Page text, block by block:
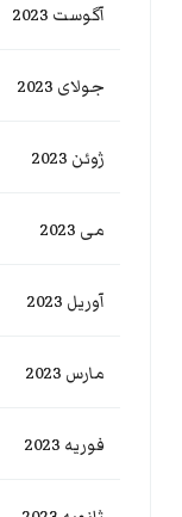
آگوست 2023
جولای 2023
ژوئن 2023
می 2023
آوریل 2023
مارس 2023
فوریه 2023